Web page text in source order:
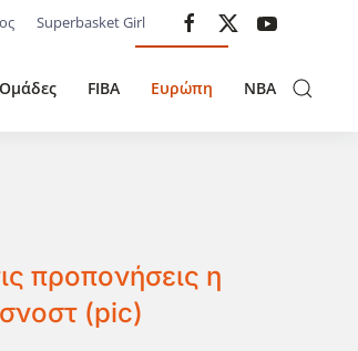
Superbasket Girl
FIBA Ευρώπη NBA
προπονήσεις η
(pic)